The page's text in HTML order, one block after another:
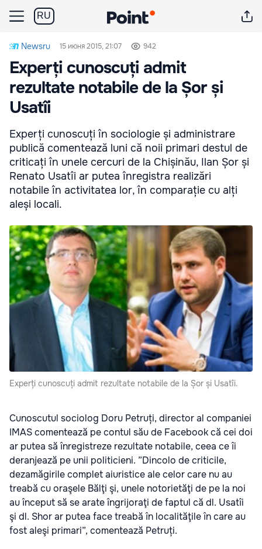
RU
Newsru 15 июня 2015, 21:07 942
Experți cunoscuți admit
rezultate notabile de la Șor și
Usatîi
Experți cunoscuți în sociologie și administrare
publică comentează luni că noii primari destul de
criticați în unele cercuri de la Chișinău, Ilan Șor și
Renato Usatîi ar putea înregistra realizări
notabile în activitatea lor, în comparație cu alți
aleși locali.
Experți cunoscuți admit rezultate notabile de la Șor și Usatîi.
Cunoscutul sociolog Doru Petruți, director al companiei
IMAS comentează pe contul său de Facebook că cei doi
ar putea să înregistreze rezultate notabile, ceea ce îi
deranjează pe unii politicieni. ”Dincolo de criticile,
dezamăgirile complet aiuristice ale celor care nu au
treabă cu oraşele Bălţi şi, unele notorietăţi de pe la noi
au început să se arate îngrijoraţi de faptul că dl. Usatîi
şi dl. Shor ar putea face treabă în localităţile în care au
fost aleşi primari”, comentează Petruți.